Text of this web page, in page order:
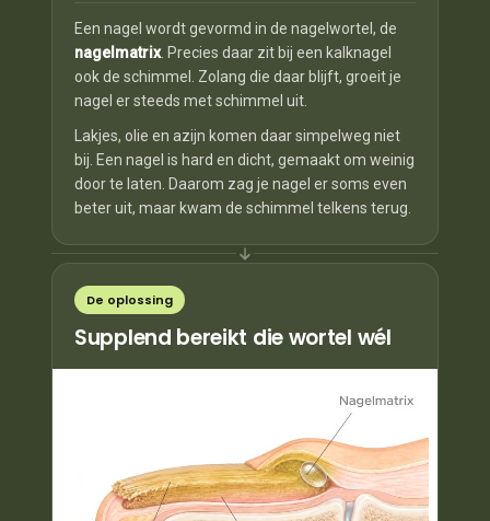
Een nagel wordt gevormd in de nagelwortel, de
nagelmatrix. Precies daar zit bij een kalknagel
ook de schimmel. Zolang die daar blijft, groeit je
nagel er steeds met schimmel uit.
Lakjes, olie en azijn komen daar simpelweg niet
bij. Een nagel is hard en dicht, gemaakt om weinig
door te laten. Daarom zag je nagel er soms even
beter uit, maar kwam de schimmel telkens terug.
De oplossing
Supplend bereikt die wortel wél